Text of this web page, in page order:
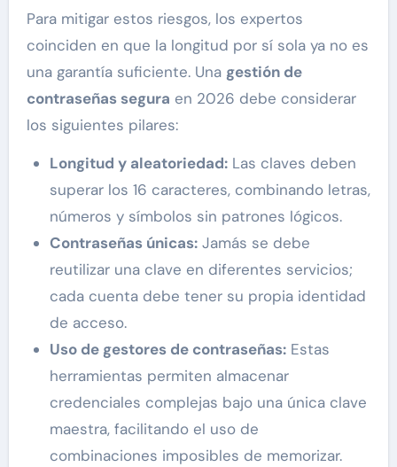
Para mitigar estos riesgos, los expertos
coinciden en que la longitud por sí sola ya no es
una garantía suficiente. Una gestión de
contraseñas segura en 2026 debe considerar
los siguientes pilares:
Longitud y aleatoriedad:Las claves deben
superar los 16 caracteres, combinando letras,
números y símbolos sin patrones lógicos.
Contraseñas únicas:Jamás se debe
reutilizar una clave en diferentes servicios;
cada cuenta debe tener su propia identidad
de acceso.
Uso de gestores de contraseñas:Estas
herramientas permiten almacenar
credenciales complejas bajo una única clave
maestra, facilitando el uso de
combinaciones imposibles de memorizar.